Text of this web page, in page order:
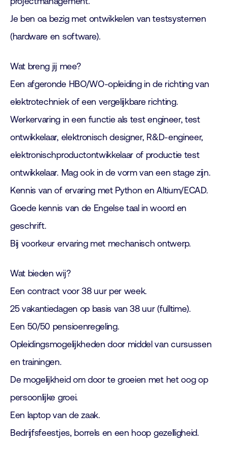
Je ben oa bezig met ontwikkelen van testsystemen
(hardware en software).
Wat breng jij mee?
Een afgeronde HBO/WO-opleiding in de richting van
elektrotechniek of een vergelijkbare richting.
Werkervaring in een functie als test engineer, test
ontwikkelaar, elektronisch designer, R&D-engineer,
elektronischproductontwikkelaar of productie test
ontwikkelaar. Mag ook in de vorm van een stage zijn.
Kennis van of ervaring met Python en Altium/ECAD.
Goede kennis van de Engelse taal in woord en
geschrift.
Bij voorkeur ervaring met mechanisch ontwerp.
Wat bieden wij?
Een contract voor 38 uur per week.
25 vakantiedagen op basis van 38 uur (fulltime).
Een 50/50 pensioenregeling.
Opleidingsmogelijkheden door middel van cursussen
en trainingen.
De mogelijkheid om door te groeien met het oog op
persoonlijke groei.
Een laptop van de zaak.
Bedrijfsfeestjes, borrels en een hoop gezelligheid.